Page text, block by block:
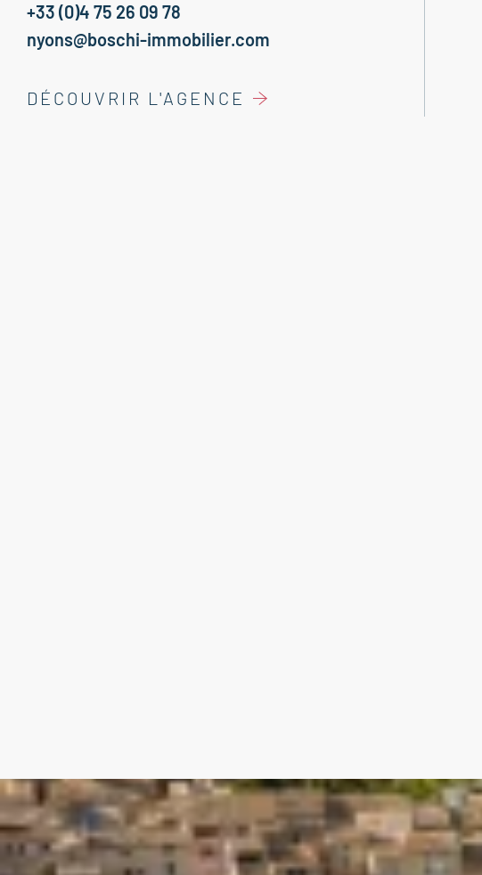
+33 (0)4 75 26 09 78
nyons@boschi-immobilier.com
DÉCOUVRIR L'AGENCE